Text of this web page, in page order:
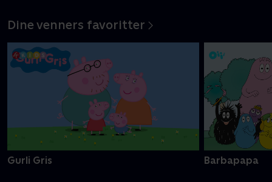
Dine venners favoritter
Gurli Gris Barbapapa